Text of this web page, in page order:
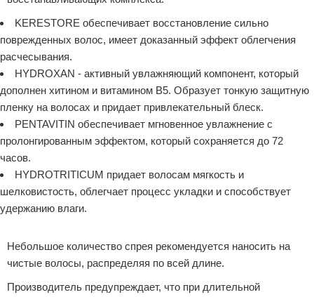
KERESTORE обеспечивает восстановление сильно
поврежденных волос, имеет доказанный эффект облегчения
расчесывания.
HYDROXAN - активный увлажняющий компонент, который
дополнен хитином и витамином В5. Образует тонкую защитную
пленку на волосах и придает привлекательный блеск.
PENTAVITIN обеспечивает мгновенное увлажнение с
пролонгированным эффектом, который сохраняется до 72
часов.
HYDROTRITICUM придает волосам мягкость и
шелковистость, облегчает процесс укладки и способствует
удержанию влаги.
Небольшое количество спрея рекомендуется наносить на
чистые волосы, распределяя по всей длине.
Производитель предупреждает, что при длительной